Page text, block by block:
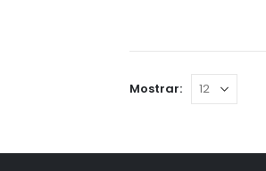
Mostrar: